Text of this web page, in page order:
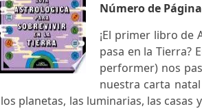
Número de
¡El primer libro de
pasa en la Tierra?
performer) nos
nuestra carta
los planetas, las luminarias, las